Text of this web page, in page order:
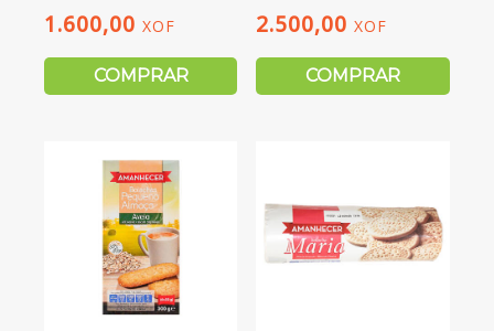
1.600,00 XOF
COMPRAR
2.500,00XOF
COMPRAR